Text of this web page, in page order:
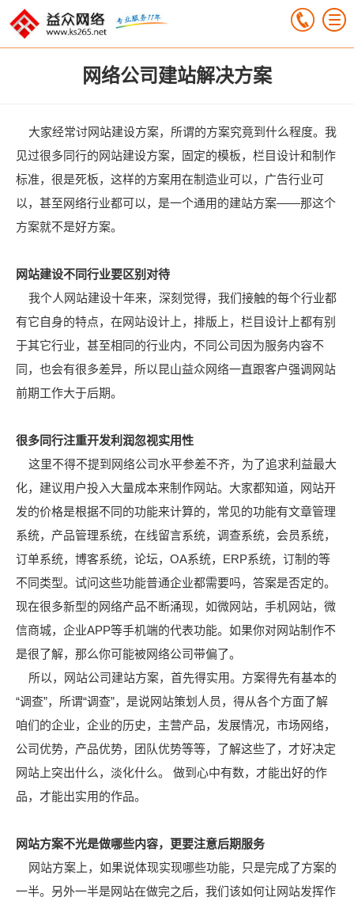
网络公司建站解决方案
大家经常讨网站建设方案，所谓的方案究竟到什么程度。我
见过很多同行的网站建设方案，固定的模板，栏目设计和制作
标准，很是死板，这样的方案用在制造业可以，广告行业可
以，甚至网络行业都可以，是一个通用的建站方案——那这个
方案就不是好方案。
网站建设不同行业要区别对待
我个人网站建设十年来，深刻觉得，我们接触的每个行业都
有它自身的特点，在网站设计上，排版上，栏目设计上都有别
于其它行业，甚至相同的行业内，不同公司因为服务内容不
同，也会有很多差异，所以昆山益众网络一直跟客户强调网站
前期工作大于后期。
很多同行注重开发利润忽视实用性
这里不得不提到网络公司水平参差不齐，为了追求利益最大
化，建议用户投入大量成本来制作网站。大家都知道，网站开
发的价格是根据不同的功能来计算的，常见的功能有文章管理
系统，产品管理系统，在线留言系统，调查系统，会员系统，
订单系统，博客系统，论坛，OA系统，ERP系统，订制的等
不同类型。试问这些功能普通企业都需要吗，答案是否定的。
现在很多新型的网络产品不断涌现，如微网站，手机网站，微
信商城，企业APP等手机端的代表功能。如果你对网站制作不
是很了解，那么你可能被网络公司带偏了。
所以，网站公司建站方案，首先得实用。方案得先有基本的
“调查”，所谓“调查”，是说网站策划人员，得从各个方面了解
咱们的企业，企业的历史，主营产品，发展情况，市场网络，
公司优势，产品优势，团队优势等等，了解这些了，才好决定
网站上突出什么，淡化什么。 做到心中有数，才能出好的作
品，才能出实用的作品。
网站方案不光是做哪些内容，更要注意后期服务
网站方案上，如果说体现实现哪些功能，只是完成了方案的
一半。另外一半是网站在做完之后，我们该如何让网站发挥作